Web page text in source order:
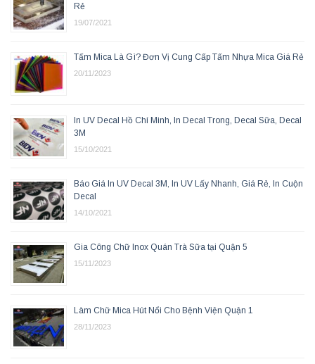
Rẻ
19/07/2021
Tấm Mica Là Gì? Đơn Vị Cung Cấp Tấm Nhựa Mica Giá Rẻ
20/11/2023
In UV Decal Hồ Chí Minh, In Decal Trong, Decal Sữa, Decal
3M
15/10/2021
Báo Giá In UV Decal 3M, In UV Lấy Nhanh, Giá Rẻ, In Cuộn
Decal
14/10/2021
Gia Công Chữ Inox Quán Trà Sữa tại Quận 5
15/11/2023
Làm Chữ Mica Hút Nổi Cho Bệnh Viện Quận 1
28/11/2023